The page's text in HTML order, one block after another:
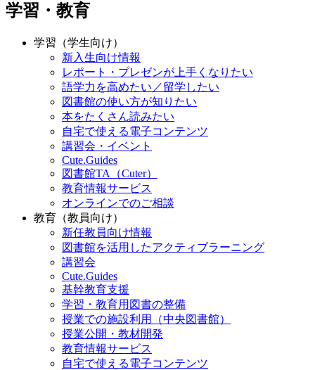
学習・教育
学習（学生向け）
新入生向け情報
レポート・プレゼンが上手くなりたい
語学力を高めたい／留学したい
図書館の使い方が知りたい
本をたくさん読みたい
自宅で使える電子コンテンツ
講習会・イベント
Cute.Guides
図書館TA（Cuter）
教育情報サービス
オンラインでのご相談
教育（教員向け）
新任教員向け情報
図書館を活用したアクティブラーニング
講習会
Cute.Guides
基幹教育支援
学習・教育用図書の整備
授業での施設利用（中央図書館）
授業公開・教材開発
教育情報サービス
自宅で使える電子コンテンツ